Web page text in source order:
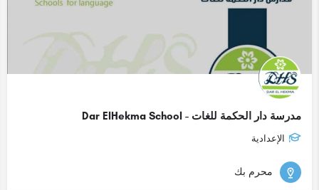
مدرسة دار الحكمة للغات - Dar ElHekma School
الإعدادية
محرم بك